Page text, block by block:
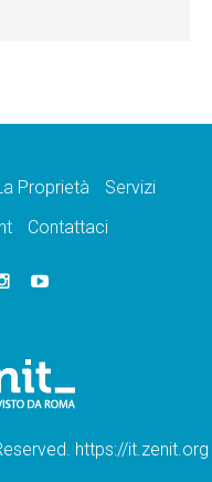
Proprietà
Servizi
Contattaci
https://it.zenit.org